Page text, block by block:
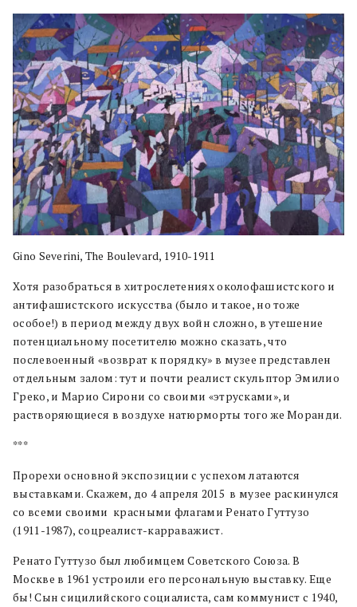
Gino Severini, The Boulevard, 1910-1911
Хотя разобраться в хитрослетениях околофашистского и
антифашистского искусства (было и такое, но тоже
особое!) в период между двух войн сложно, в утешение
потенциальному посетителю можно сказать, что
послевоенный «возврат к порядку» в музее представлен
отдельным залом: тут и почти реалист скульптор Эмилио
Греко, и Марио Сирони со своими «этрусками», и
растворяющиеся в воздухе натюрморты того же Моранди.
***
Прорехи основной экспозиции с успехом латаются
выставками. Скажем, до 4 апреля 2015 в музее раскинулся
со всеми своими красными флагами Ренато Гуттузо
(1911-1987), соцреалист-карраважист.
Ренато Гуттузо был любимцем Советского Союза. В
Москве в 1961 устроили его персональную выставку. Еще
бы! Сын сицилийского социалиста, сам коммунист с 1940,